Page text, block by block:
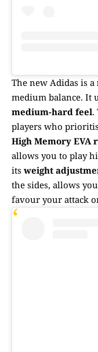
The new Adidas is a
medium balance. It
medium-hard feel.
players who
High Memory EVA
allows you to play
its weight
the sides, allows
favour your attack